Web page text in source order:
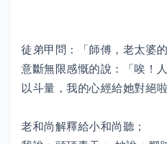
徒弟甲問：「師傅，老太婆
意斷無限感慨的說：「唉！
以斗量，我的心經給她對絕
老和尚解釋給小和尚聽；